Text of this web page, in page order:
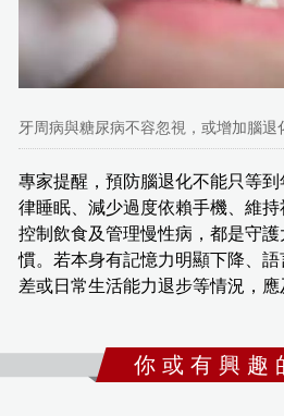
牙周病與糖尿病不容忽視，或增加腦退
專家提醒，預防腦退化不能只等
律睡眠、減少過度依賴手機、維持
控制飲食及管理慢性病，都是守
慣。若本身有記憶力明顯下降、
差或日常生活能力退步等情況，應
你 或 有 興 趣